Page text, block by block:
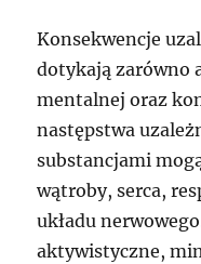
Konsekwencje
dotykają zarówno
mentalnej oraz
następstwa
substancjami
wątroby, serca,
układu
aktywistyczne,